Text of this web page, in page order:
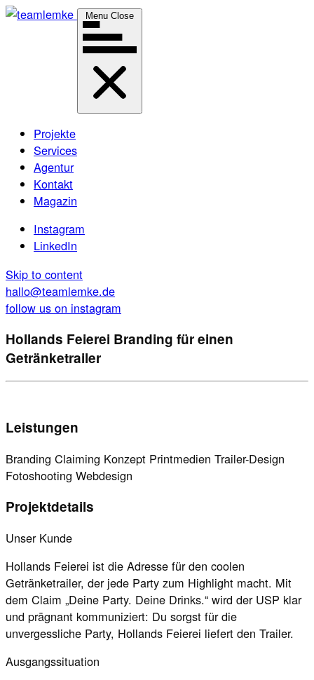
Menu Close
Projekte
Services
Agentur
Kontakt
Magazin
Instagram
LinkedIn
Skip to content
hallo@teamlemke.de
follow us on instagram
Hollands Feierei Branding für einen
Getränketrailer
Leistungen
Branding Claiming Konzept Printmedien Trailer-Design
Fotoshooting Webdesign
Projektdetails
Unser Kunde
Hollands Feierei ist die Adresse für den coolen
Getränketrailer, der jede Party zum Highlight macht. Mit
dem Claim „Deine Party. Deine Drinks.“ wird der USP klar
und prägnant kommuniziert: Du sorgst für die
unvergessliche Party, Hollands Feierei liefert den Trailer.
Ausgangssituation